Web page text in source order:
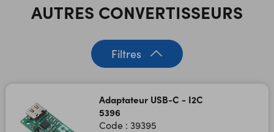
AUTRES CONVERTISSEURS
Filtres
Adaptateur USB-C - I2C
5396
Code : 39395